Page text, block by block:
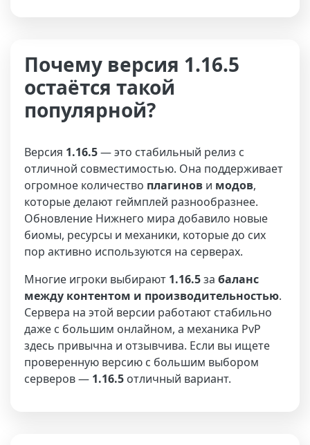
Почему версия 1.16.5
остаётся такой
популярной?
Версия 1.16.5— это стабильный релиз с
отличной совместимостью. Она поддерживает
огромное количество плагинов и модов,
которые делают геймплей разнообразнее.
Обновление Нижнего мира добавило новые
биомы, ресурсы и механики, которые до сих
пор активно используются на серверах.
Многие игроки выбирают 1.16.5за баланс
между контентом и производительностью.
Сервера на этой версии работают стабильно
даже с большим онлайном, а механика PvP
здесь привычна и отзывчива. Если вы ищете
проверенную версию с большим выбором
серверов — 1.16.5 отличный вариант.